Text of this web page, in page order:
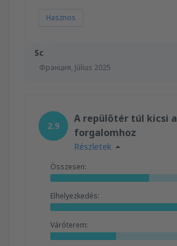
Sc
Франция, Július 2025
Hasznos
2.9
A repülőtér túl kicsi a
forgalomhoz
Részletek
Összesen:
Elhelyezkedés:
Váróterem: